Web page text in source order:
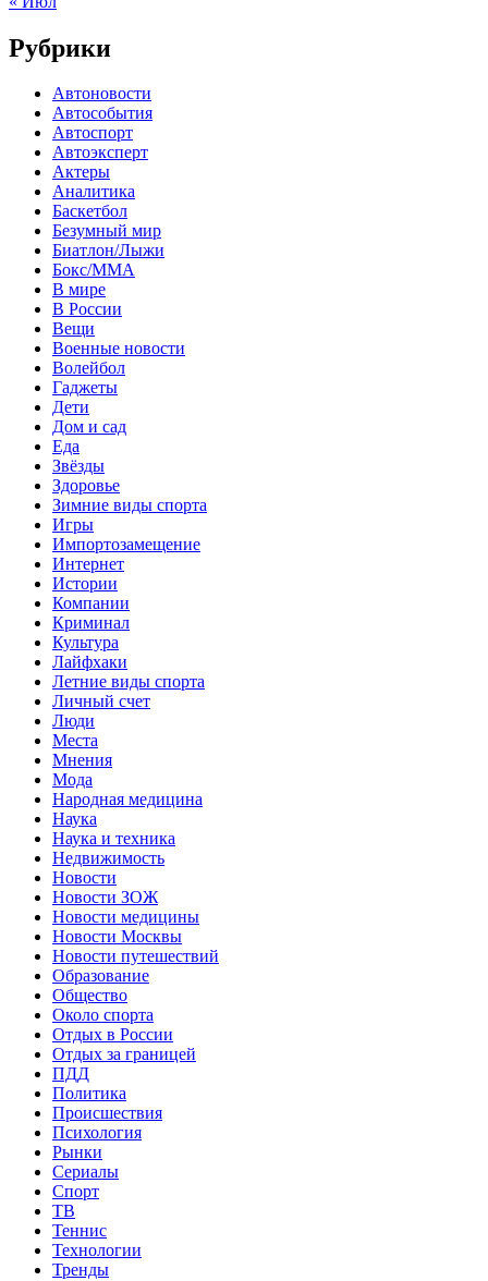
Рубрики
Автоновости
Автособытия
Автоспорт
Автоэксперт
Актеры
Аналитика
Баскетбол
Безумный мир
Биатлон/Лыжи
Бокс/MMA
В мире
В России
Вещи
Военные новости
Волейбол
Гаджеты
Дети
Дом и сад
Еда
Звёзды
Здоровье
Зимние виды спорта
Игры
Импортозамещение
Интернет
Истории
Компании
Криминал
Культура
Лайфхаки
Летние виды спорта
Личный счет
Люди
Места
Мнения
Мода
Народная медицина
Наука
Наука и техника
Недвижимость
Новости
Новости ЗОЖ
Новости медицины
Новости Москвы
Новости путешествий
Образование
Общество
Около спорта
Отдых в России
Отдых за границей
ПДД
Политика
Происшествия
Психология
Рынки
Сериалы
Спорт
ТВ
Теннис
Технологии
Тренды